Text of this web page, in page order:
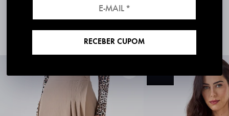
COMPRE O LOOKRECEBER CUPOM